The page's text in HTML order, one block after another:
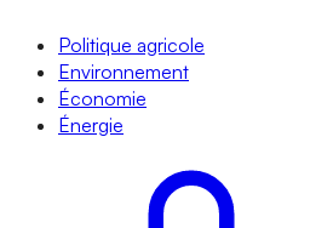
Politique agricole
Environnement
Économie
Énergie